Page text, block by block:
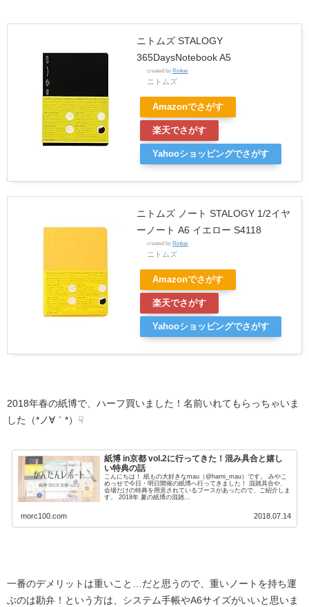
ニトムズ STALOGY
365DaysNotebook A5
created by Rinker
ニトムズ
Amazonでさがす
楽天でさがす
Yahooショッピングでさがす
ニトムズ ノート STALOGY 1/2イヤ
ーノート A6 イエロー S4118
created by Rinker
ニトムズ
Amazonでさがす
楽天でさがす
Yahooショッピングでさがす
2018年春の紙博で、ハーフ買いました！名前いれてもらっちゃいま
した（*ノ∀｀*）☟
紙博 in京都 vol.2に行ってきた！混み具合と嬉し
い特典の話
こんにちは！ 紙もの大好きなmau（@harni_mau）です。 みやこ
めっせで今日・明日開催の紙博へ行ってきました！ 混雑具合や、
会場だけの特典を用意されているブースがあったので、ご紹介しま
す。 2018年 夏の紙博の混雑...
morc100.com 2018.07.14
一番のデメリットは重いこと…だと思うので、重いノートを持ち運
ぶのは勘弁！という方は、システム手帳やA6サイズがいいと思いま